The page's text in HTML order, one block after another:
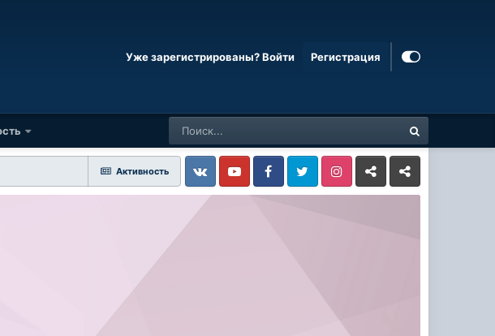
Уже зарегистрированы? Войти Регистрация
Активность
VkontakteYouTube FacebookTwitter InstagramLivejournalOdnoklassniki